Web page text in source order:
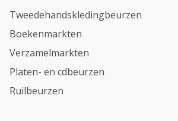
Tweedehandskledingbeurzen
Boekenmarkten
Verzamelmarkten
Platen- en cdbeurzen
Ruilbeurzen